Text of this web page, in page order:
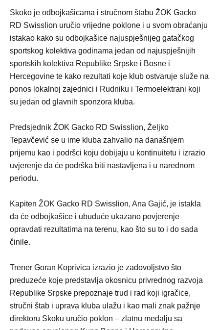
Skoko je odbojkašicama i stručnom štabu ŽOK Gacko
RD Swisslion uručio vrijedne poklone i u svom obraćanju
istakao kako su odbojkašice najuspješnijeg gatačkog
sportskog kolektiva godinama jedan od najuspješnijih
sportskih kolektiva Republike Srpske i Bosne i
Hercegovine te kako rezultati koje klub ostvaruje služe na
ponos lokalnoj zajednici i Rudniku i Termoelektrani koji
su jedan od glavnih sponzora kluba.
Predsjednik ŽOK Gacko RD Swisslion, Željko
Tepavčević se u ime kluba zahvalio na današnjem
prijemu kao i podršci koju dobijaju u kontinuitetu i izrazio
uvjerenje da će podrška biti nastavljena i u narednom
periodu.
Kapiten ŽOK Gacko RD Swisslion, Ana Gajić, je istakla
da će odbojkašice i ubuduće ukazano povjerenje
opravdati rezultatima na terenu, kao što su to i do sada
činile.
Trener Goran Koprivica izrazio je zadovoljstvo što
preduzeće koje predstavlja okosnicu privrednog razvoja
Republike Srpske prepoznaje trud i rad koji igračice,
stručni štab i uprava kluba ulažu i kao mali znak pažnje
direktoru Skoku uručio poklon – zlatnu medalju sa